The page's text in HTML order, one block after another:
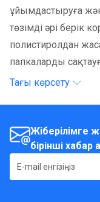
ұйымдастыруға
төзімді әрі берік
полистиролдан
папкаларды
жабыстырылған.
сәйкес келеді.
құжаттар әрқашан
Тағы көрсету
Жіберілімге
бірінші